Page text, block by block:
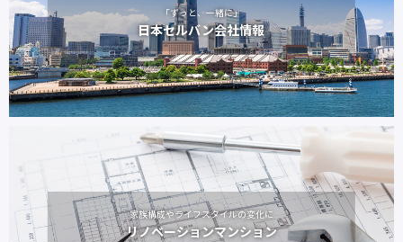
「ずっと、一緒に」
日本セルバン会社情報
家族構成やライフスタイルの変化に
リノベーションマンション